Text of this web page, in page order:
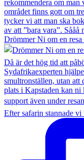
Drömmer Ni om en
Efter safarin stannade